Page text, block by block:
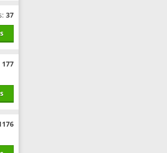
37
177